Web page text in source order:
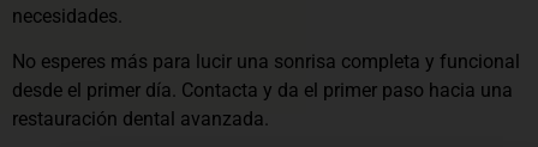
necesidades.
No esperes más para lucir una sonrisa completa y funcional
desde el primer día. Contacta y da el primer paso hacia una
restauración dental avanzada.